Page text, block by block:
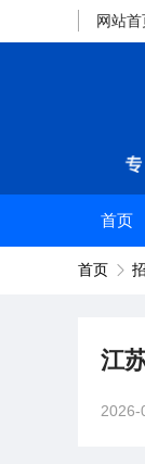
网站首
首页
首页 
江
2026-